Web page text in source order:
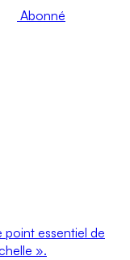
Abonné
point essentiel de
».